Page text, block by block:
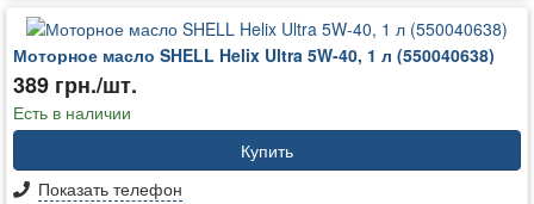
Моторное масло SHELL Helix Ultra 5W-40, 1 л (550040638)
389 грн./шт.
Есть в наличии
Купить
Показать телефон